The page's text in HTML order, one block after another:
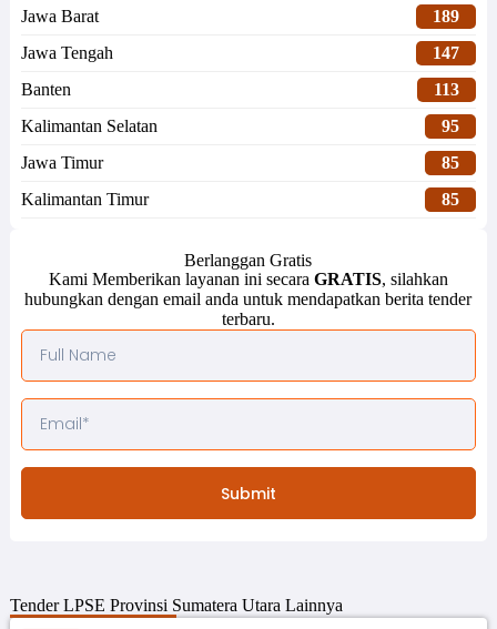
Jawa Barat
189
Jawa Tengah
147
Banten
113
Kalimantan Selatan
95
Jawa Timur
85
Kalimantan Timur
85
Berlanggan Gratis
Kami Memberikan layanan ini secara GRATIS, silahkan
hubungkan dengan email anda untuk mendapatkan berita tender
terbaru.
Submit
TenderLPSE Provinsi Sumatera Utara Lainnya